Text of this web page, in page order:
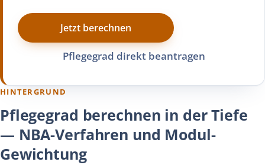
Jetzt berechnen
Pflegegrad direkt beantragen
HINTERGRUND
Pflegegrad berechnen in der Tiefe
— NBA-Verfahren und Modul-
Gewichtung